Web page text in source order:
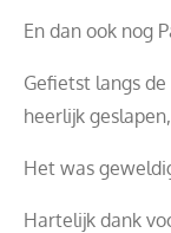
En dan ook nog
Gefietst langs
heerlijk
Het was
Hartelijk dank